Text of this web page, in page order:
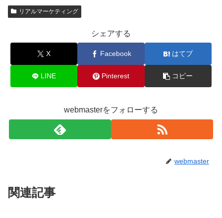
リアルマーケティング
シェアする
X Facebook はてブ
LINE Pinterest コピー
webmasterをフォローする
webmaster
関連記事